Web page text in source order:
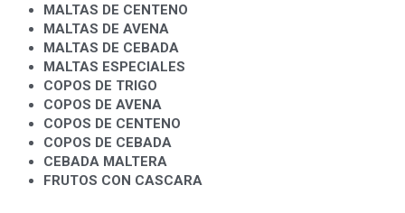
MALTAS DE CENTENO
MALTAS DE AVENA
MALTAS DE CEBADA
MALTAS ESPECIALES
COPOS DE TRIGO
COPOS DE AVENA
COPOS DE CENTENO
COPOS DE CEBADA
CEBADA MALTERA
FRUTOS CON CASCARA